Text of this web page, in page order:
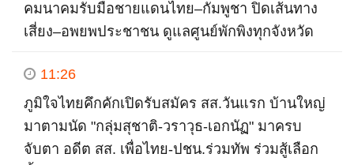
คมนาคมรับมือชายแดนไทย–กัมพูชา ปิดเส้นทาง
เสี่ยง–อพยพประชาชน ดูแลศูนย์พักพิงทุกจังหวัด
11:26
ภูมิใจไทยคึกคักเปิดรับสมัคร สส.วันแรก บ้านใหญ่
มาตามนัด "กลุ่มสุชาติ-วราวุธ-เอกนัฏ" มาครบ
จับตา อดีต สส. เพื่อไทย-ปชน.ร่วมทัพ ร่วมสู้เลือก